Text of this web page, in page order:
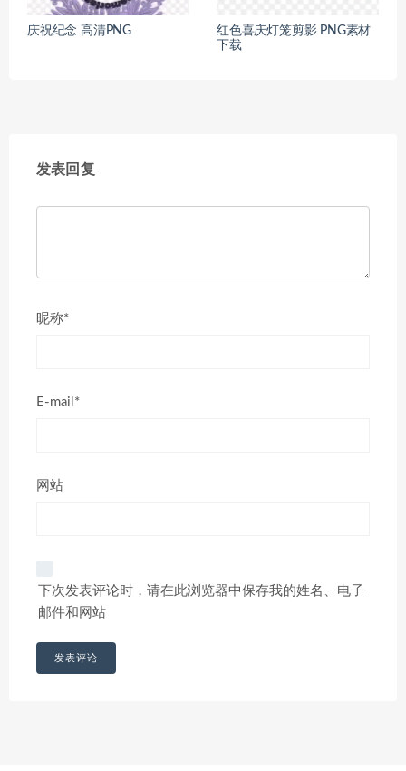
庆祝纪念 高清PNG
红色喜庆灯笼剪影 PNG素材
下载
发表回复
昵称*
E-mail*
网站
下次发表评论时，请在此浏览器中保存我的姓名、电子
邮件和网站